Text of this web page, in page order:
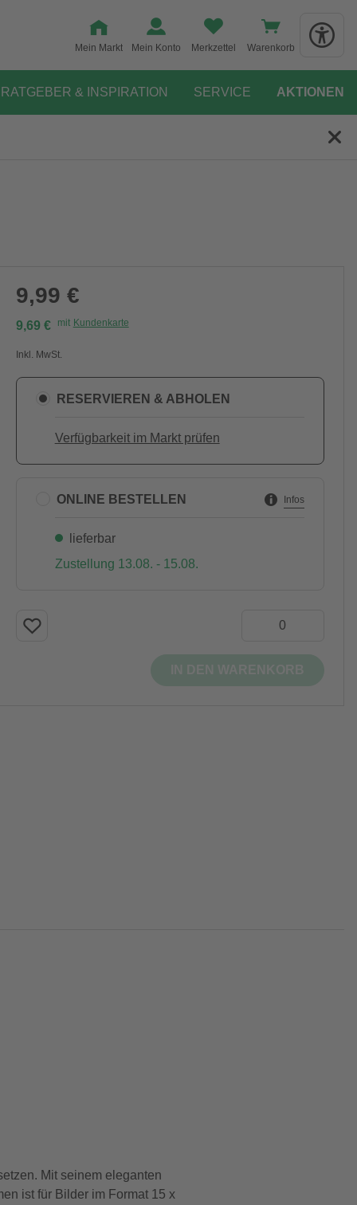
Mein Markt Mein Konto Merkzettel Warenkorb
RATGEBER & INSPIRATION SERVICE AKTIONEN
9,99 €
9,69 € mit Kundenkarte
Inkl. MwSt.
RESERVIEREN & ABHOLEN
Verfügbarkeit im Markt prüfen
ONLINE BESTELLEN Infos
lieferbar
Zustellung 13.08. - 15.08.
Mit seinem eleganten
ist für Bilder im Format 15 x